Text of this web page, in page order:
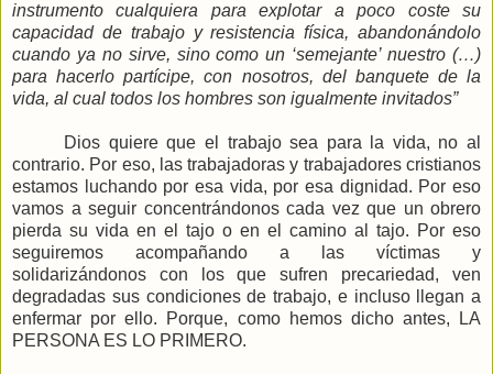
instrumento cualquiera para explotar a poco coste su
capacidad de trabajo y resistencia física, abandonándolo
cuando ya no sirve, sino como un ‘semejante’ nuestro (…)
para hacerlo partícipe, con nosotros, del banquete de la
vida, al cual todos los hombres son igualmente invitados”
Dios quiere que el trabajo sea para la vida, no al
contrario. Por eso, las trabajadoras y trabajadores cristianos
estamos luchando por esa vida, por esa dignidad. Por eso
vamos a seguir concentrándonos cada vez que un obrero
pierda su vida en el tajo o en el camino al tajo. Por eso
seguiremos acompañando a las víctimas y
solidarizándonos con los que sufren precariedad, ven
degradadas sus condiciones de trabajo, e incluso llegan a
enfermar por ello. Porque, como hemos dicho antes,
LA
PERSONA ES LO PRIMERO.